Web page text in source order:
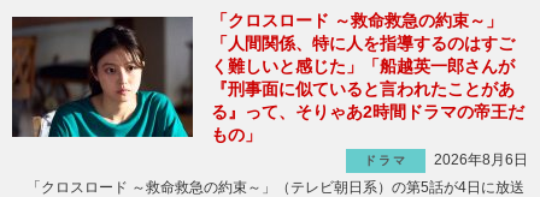
「クロスロード ～救命救急の約束～」
「人間関係、特に人を指導するのはすご
く難しいと感じた」「船越英一郎さんが
『刑事面に似ていると言われたことがあ
る』って、そりゃあ2時間ドラマの帝王だ
もの」
ドラマ
2026年8月6日
「クロスロード ～救命救急の約束～」（テレビ朝日系）の第5話が4日に放送